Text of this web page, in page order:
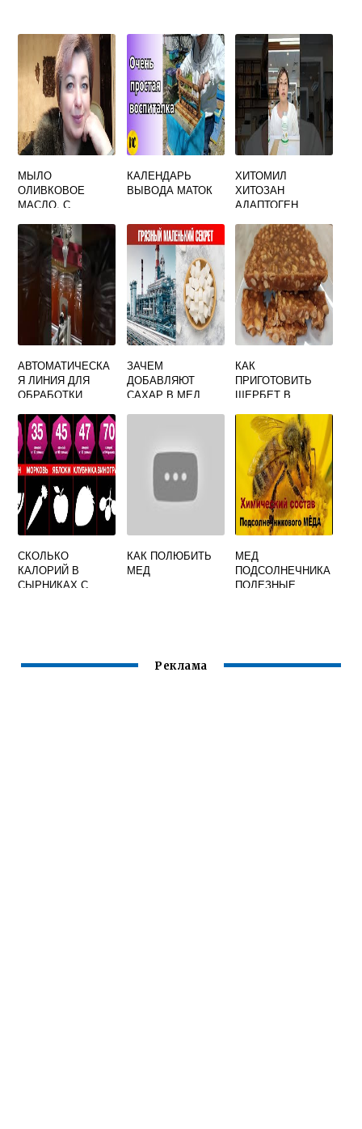
МЫЛО
ОЛИВКОВОЕ
МАСЛО, С
ШИПОВНИКА.
КАЛЕНДАРЬ
ВЫВОДА МАТОК
ХИТОМИЛ
ХИТОЗАН
АДАПТОГЕН
АВТОМАТИЧЕСКА
Я ЛИНИЯ ДЛЯ
ОБРАБОТКИ
ЗАЧЕМ
ДОБАВЛЯЮТ
САХАР В МЕД
КАК
ПРИГОТОВИТЬ
ЩЕРБЕТ В
УСЛОВИЯХ С
ОРЕХАМИ И
МЕДОМ
СКОЛЬКО
КАЛОРИЙ В
СЫРНИКАХ С
КАК ПОЛЮБИТЬ
МЕД
МЕД
ПОДСОЛНЕЧНИКА
ПОЛЕЗНЫЕ
Реклама